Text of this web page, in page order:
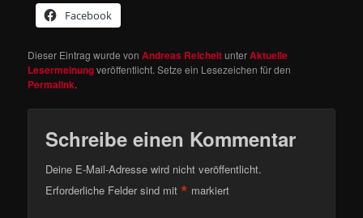
Facebook
Dieser Eintrag wurde vonAndreas ReicheltunterAktuelle
Lesermeinungveröffentlicht. Setze ein Lesezeichen für den
Permalink.
Schreibe einen Kommentar
Deine E-Mail-Adresse wird nicht veröffentlicht.
Erforderliche Felder sind mit* markiert